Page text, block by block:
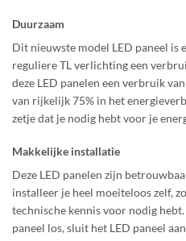
Duurzaam
Dit nieuwste model LED paneel is
reguliere TL verlichting een
deze LED panelen een verbruik
van rijkelijk 75% in het
zetje dat je nodig hebt voor je
Makkelijke installatie
Deze LED panelen zijn
installeer je heel moeiteloos zelf,
technische kennis voor nodig
paneel los, sluit het LED paneel